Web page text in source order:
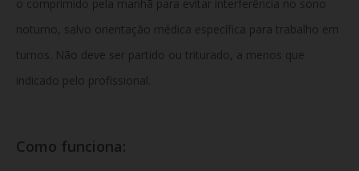
o comprimido pela manhã para evitar interferência no sono
noturno, salvo orientação médica específica para trabalho em
turnos. Não deve ser partido ou triturado, a menos que
indicado pelo profissional.
Como funciona: